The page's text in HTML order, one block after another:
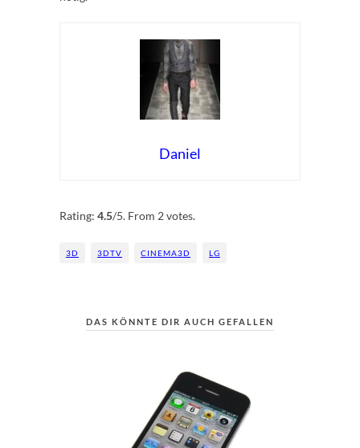
Daniel
Rating: 4.5/5. From 2 votes.
3D 3DTV CINEMA3D LG
DAS KÖNNTE DIR AUCH GEFALLEN